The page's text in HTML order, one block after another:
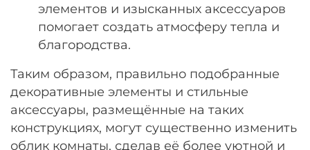
элементов и изысканных аксессуаров
помогает создать атмосферу тепла и
благородства.
Таким образом, правильно подобранные
декоративные элементы и стильные
аксессуары, размещённые на таких
конструкциях, могут существенно изменить
облик комнаты, сделав её более уютной и